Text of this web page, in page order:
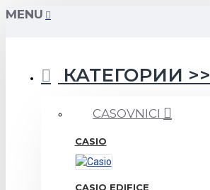
MENU
КАТЕГОРИИ >>
CASOVNICI
CASIO
CASIO EDIFICE